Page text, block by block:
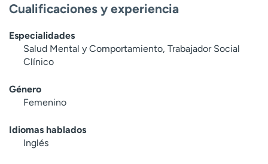
Cualificaciones y experiencia
Especialidades
Salud Mental y Comportamiento, Trabajador Social
Clínico
Género
Femenino
Idiomas hablados
Inglés